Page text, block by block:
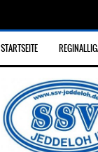
STARTSEITE